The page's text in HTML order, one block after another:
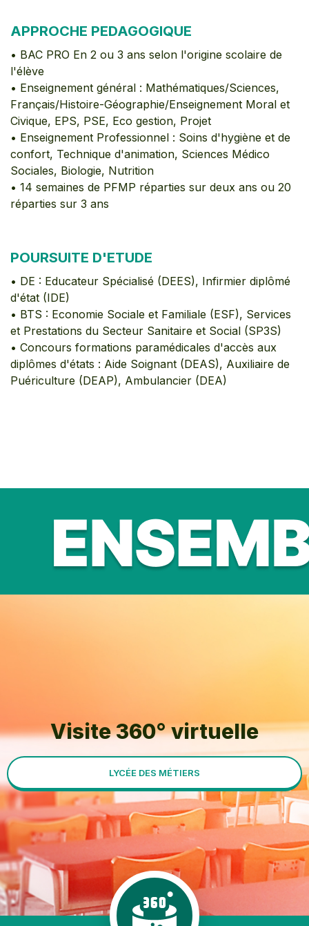
APPROCHE PEDAGOGIQUE
• BAC PRO En 2 ou 3 ans selon l'origine scolaire de
l'élève
• Enseignement général : Mathématiques/Sciences,
Français/Histoire-Géographie/Enseignement Moral et
Civique, EPS, PSE, Eco gestion, Projet
• Enseignement Professionnel : Soins d'hygiène et de
confort, Technique d'animation, Sciences Médico
Sociales, Biologie, Nutrition
• 14 semaines de PFMP réparties sur deux ans ou 20
réparties sur 3 ans
POURSUITE D'ETUDE
• DE : Educateur Spécialisé (DEES), Infirmier diplômé
d'état (IDE)
• BTS : Economie Sociale et Familiale (ESF), Services
et Prestations du Secteur Sanitaire et Social (SP3S)
• Concours formations paramédicales d'accès aux
diplômes d'états : Aide Soignant (DEAS), Auxiliaire de
Puériculture (DEAP), Ambulancier (DEA)
Visite 360° virtuelle
LYCÉE DES MÉTIERS